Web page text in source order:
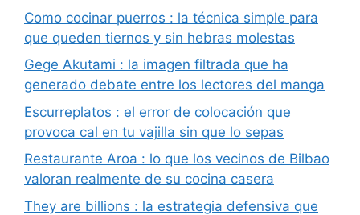
Como cocinar puerros : la técnica simple para
que queden tiernos y sin hebras molestas
Gege Akutami : la imagen filtrada que ha
generado debate entre los lectores del manga
Escurreplatos : el error de colocación que
provoca cal en tu vajilla sin que lo sepas
Restaurante Aroa : lo que los vecinos de Bilbao
valoran realmente de su cocina casera
They are billions : la estrategia defensiva que